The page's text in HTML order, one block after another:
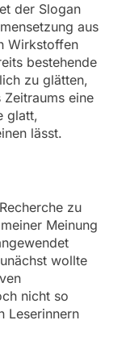
der Slogan
aus
Wirkstoffen
bestehende
zu glätten,
eine
glatt,
lässt.
zu
Meinung
wollte
nicht so
Leserinnern